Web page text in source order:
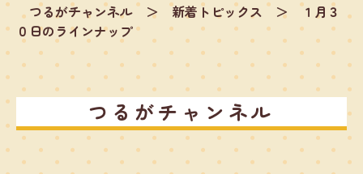
つるがチャンネル ＞ 新着トピックス ＞
１月３
０日のラインナップ
つるがチャンネル